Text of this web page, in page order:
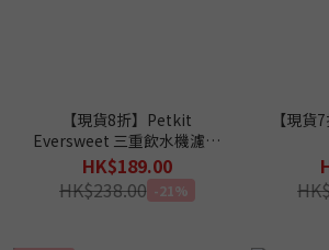
【現貨8折】Petkit
Eversweet 三重飲水機濾芯
3.0 (5片裝)
HK$189.00
HK$238.00 -21%
【現